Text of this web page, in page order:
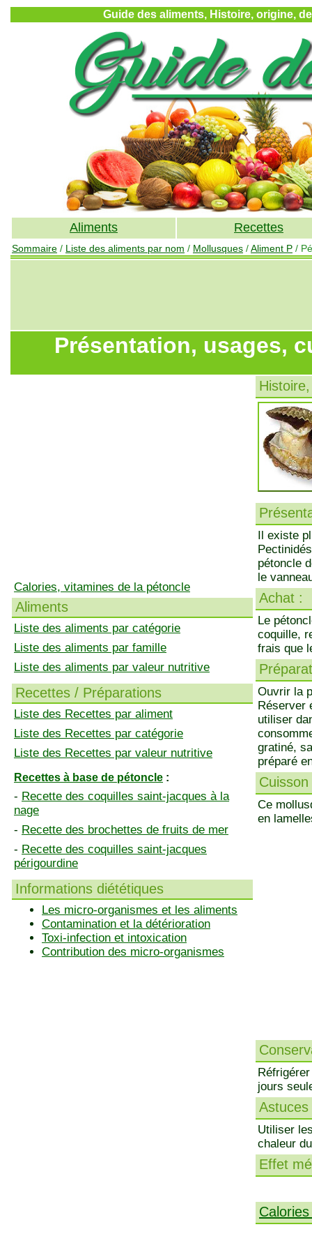
Guide des aliments, Histoire, origine,
Aliments Recettes
Sommaire / Liste des aliments par nom / Mollusques /Aliment P /
Présentation, usages,
Calories, vitamines de la pétoncle
Aliments
Liste des aliments par catégorie
Liste des aliments par famille
Liste des aliments par valeur nutritive
Recettes / Préparations
Liste des Recettes par aliment
Liste des Recettes par catégorie
Liste des Recettes par valeur nutritive
Recettes à base de pétoncle :
- Recette des coquilles saint-jacques à la
nage
- Recette des brochettes de fruits de mer
- Recette des coquilles saint-jacques
périgourdine
Informations diététiques
Les micro-organismes et les aliments
Contamination et la détérioration
Toxi-infection et intoxication
Contribution des micro-organismes
Il existe
pétoncle
le
Achat :
Le
coquille,
frais que
Ouvrir la
Réserver
utiliser
gratiné,
préparé
Cuisson
Ce
en
jours
Astuces
Utiliser
chaleur
Effet